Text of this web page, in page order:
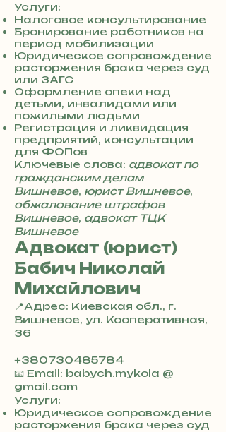
Услуги:
Налоговое консультирование
Бронирование работников на
период мобилизации
Юридическое сопровождение
расторжения брака через суд
или ЗАГС
Оформление опеки над
детьми, инвалидами или
пожилыми людьми
Регистрация и ликвидация
предприятий, консультации
для ФОПов
Ключевые слова: адвокат по
гражданским делам
Вишневое, юрист Вишневое,
обжалование штрафов
Вишневое, адвокат ТЦК
Вишневое
Адвокат (юрист)
Бабич Николай
Михайлович
📍Адрес: Киевская обл., г.
Вишневое, ул. Кооперативная,
36
+380730485784
📧 Email: babych.mykola @
gmail.com
Услуги:
Юридическое сопровождение
расторжения брака через суд